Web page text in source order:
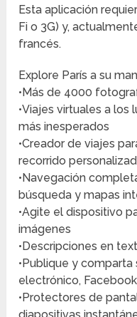
Esta aplicación
Fi o 3G) y,
francés.
Explore París a su
•Más de 4000
•Viajes virtuales a los
más inesperados
•Creador de viajes
recorrido
•Navegación
búsqueda y mapas
•Agite el dispositivo
imágenes
•Descripciones en
•Publique y
electrónico,
•Protectores de